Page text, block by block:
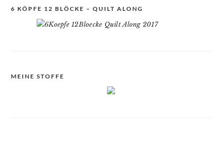
6 KÖPFE 12 BLÖCKE – QUILT ALONG
MEINE STOFFE